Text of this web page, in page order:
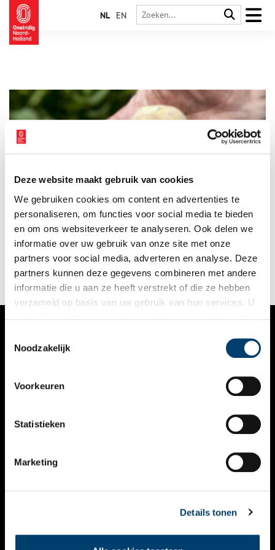
Deze website maakt gebruik van cookies
We gebruiken cookies om content en advertenties te
personaliseren, om functies voor social media te bieden
en om ons websiteverkeer te analyseren. Ook delen we
informatie over uw gebruik van onze site met onze
partners voor social media, adverteren en analyse. Deze
partners kunnen deze gegevens combineren met andere
informatie die u aan ze heeft verstrekt of die ze hebben
verzameld op basis van uw gebruik van hun services. U
Noodzakelijk
Voorkeuren
Statistieken
Marketing
Details tonen
NL EN
knol
Van sterrenkoks tot de koninklijke familie, de Opperdoezer
Ronde vindt elk jaar weer gretig aftrek. Stichting Historisch
Opperdoes vertelt over deze internationaal beschermde
aardappel, die de trots van het kleine Noord-Hollandse dorp
Opperdoes is. En hoe je volgens de Opperdoezers zelf deze
aardappel het beste kan eten.
VERHALEN
KALENDER
THEMA’S
VIDEO’S
CONTACT